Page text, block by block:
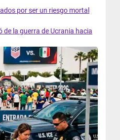
por ser un riesgo mortal
de la guerra de Ucrania hacia